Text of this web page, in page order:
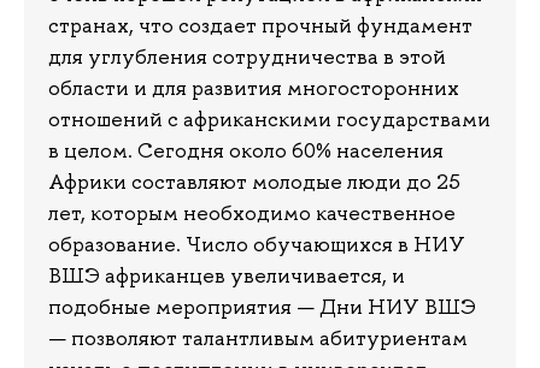
странах, что создает прочный фундамент
для углубления сотрудничества в этой
области и для развития многосторонних
отношений с африканскими государствами
в целом. Сегодня около 60% населения
Африки составляют молодые люди до 25
лет, которым необходимо качественное
образование. Число обучающихся в НИУ
ВШЭ африканцев увеличивается, и
подобные мероприятия — Дни НИУ ВШЭ
— позволяют талантливым абитуриентам